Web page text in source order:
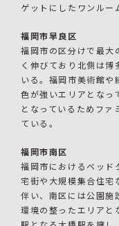
ゲットにしたワンルー
福岡市早良区
福岡市の区分けで最大
く伸びており北側は
いる。福岡市美術館
色が強いエリアとなっ
となっているためファ
ている。
福岡市南区
福岡市におけるベッド
宅街や大規模集合住宅
伴い、南区には公園
環境の整ったエリアと